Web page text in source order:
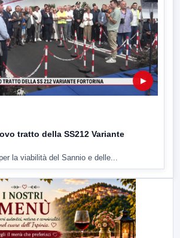
▶
tratto della SS212 Variante
la viabilità del Sannio e delle...